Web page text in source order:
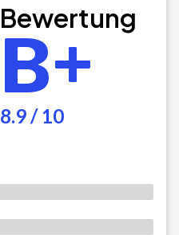
Bewertung
B+
8.9 / 10